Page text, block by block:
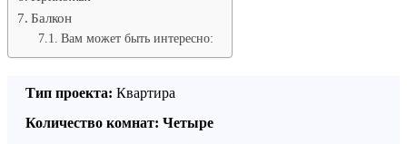
Балкон
Вам может быть интересно:
Тип проекта: Квартира
Количество комнат: Четыре